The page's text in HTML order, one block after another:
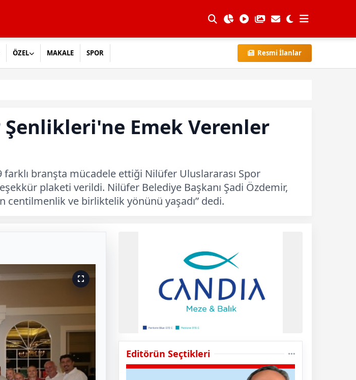
ÖZEL MAKALE SPOR Resmi İlanlar
Emek Verenler
farklı branşta mücadele ettiği Nilüfer Uluslararası Spor
plaketi verildi. Nilüfer Belediye Başkanı Şadi Özdemir,
ve birliktelik yönünü yaşadı” dedi.
Editörün Seçtikleri